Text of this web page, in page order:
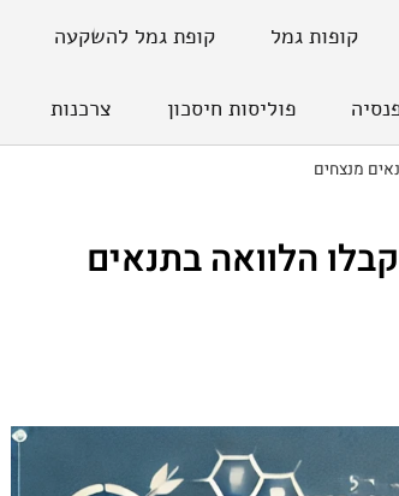
קופות גמל קופת גמל להשקעה
פוליסות חיסכון צרכנות
מנצחים
הלוואה בתנאים